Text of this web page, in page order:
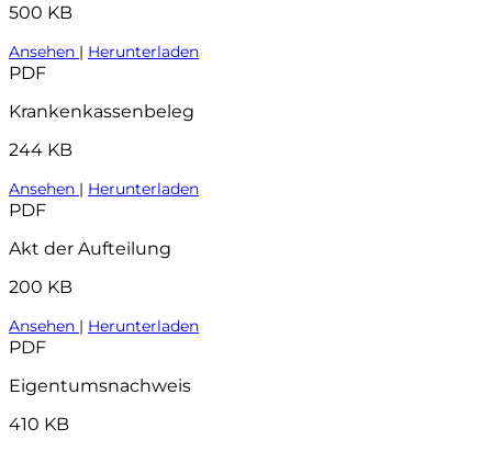
500 KB
Ansehen | Herunterladen
PDF
Krankenkassenbeleg
244 KB
Ansehen | Herunterladen
PDF
Akt der Aufteilung
200 KB
Ansehen | Herunterladen
PDF
Eigentumsnachweis
410 KB